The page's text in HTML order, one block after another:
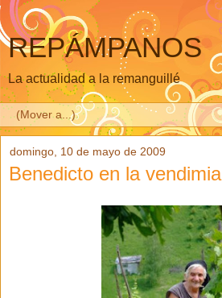
REPÁMPANOS
La actualidad a la remanguillé
domingo, 10 de mayo de 2009
Benedicto en la vendimia